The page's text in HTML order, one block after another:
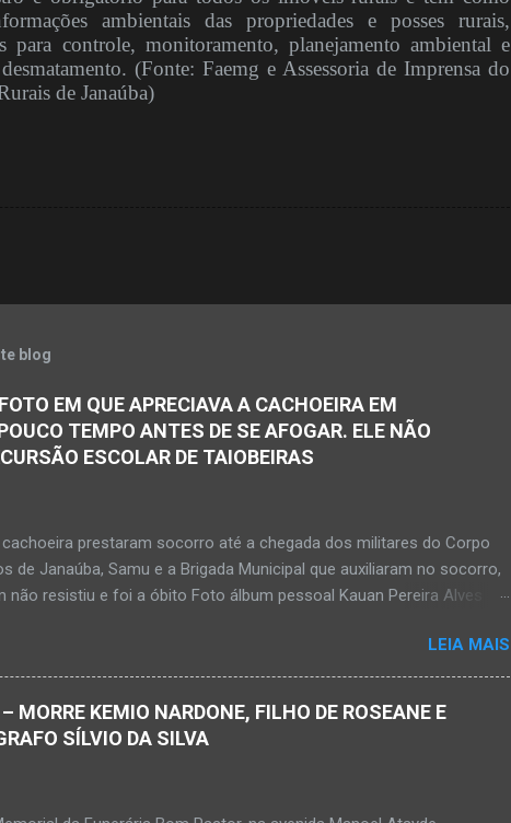
ambientais das propriedades e posses rurais,
para controle, monitoramento, planejamento ambiental e
(Fonte: Faemg e Assessoria de Imprensa do
de Janaúba)
blog
EM QUE APRECIAVA A CACHOEIRA EM
TEMPO ANTES DE SE AFOGAR. ELE NÃO
ESCOLAR DE TAIOBEIRAS
prestaram socorro até a chegada dos militares do Corpo
de Janaúba, Samu e a Brigada Municipal que auxiliaram no socorro,
não resistiu e foi a óbito Foto álbum pessoal Kauan Pereira Alves
pouco tempo antes de se afogar e depois vir a óbito nesta terça-
abril de 2026. Foto álbum pessoal Kauan Pereira Alves. Fotos CB
de Bombeiros Militar, Samu e Brigada Municipal socorrem
se afogou em cachoeira em Mato Verde nesta terça-feira, dia 28
LEIA MAIS
MORRE KEMIO NARDONE, FILHO DE ROSEANE E
SÍLVIO DA SILVA